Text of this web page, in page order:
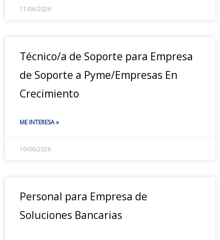
11/06/2026
Técnico/a de Soporte para Empresa
de Soporte a Pyme/Empresas En
Crecimiento
ME INTERESA »
10/06/2026
Personal para Empresa de
Soluciones Bancarias